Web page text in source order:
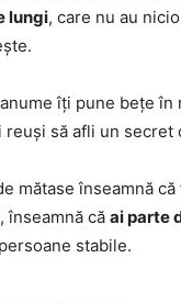
lungi, care nu au
îți pune bețe
să afli un
mătase înseamnă că
înseamnă că ai parte
stabile.